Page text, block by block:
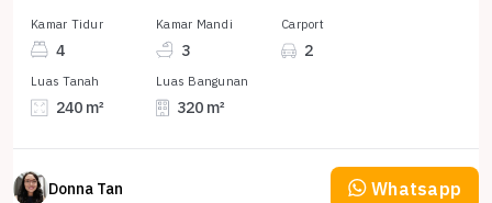
Kamar Tidur
4
Kamar Mandi
3
Carport
2
Luas Tanah
240 m²
Luas Bangunan
320 m²
Donna Tan Whatsapp